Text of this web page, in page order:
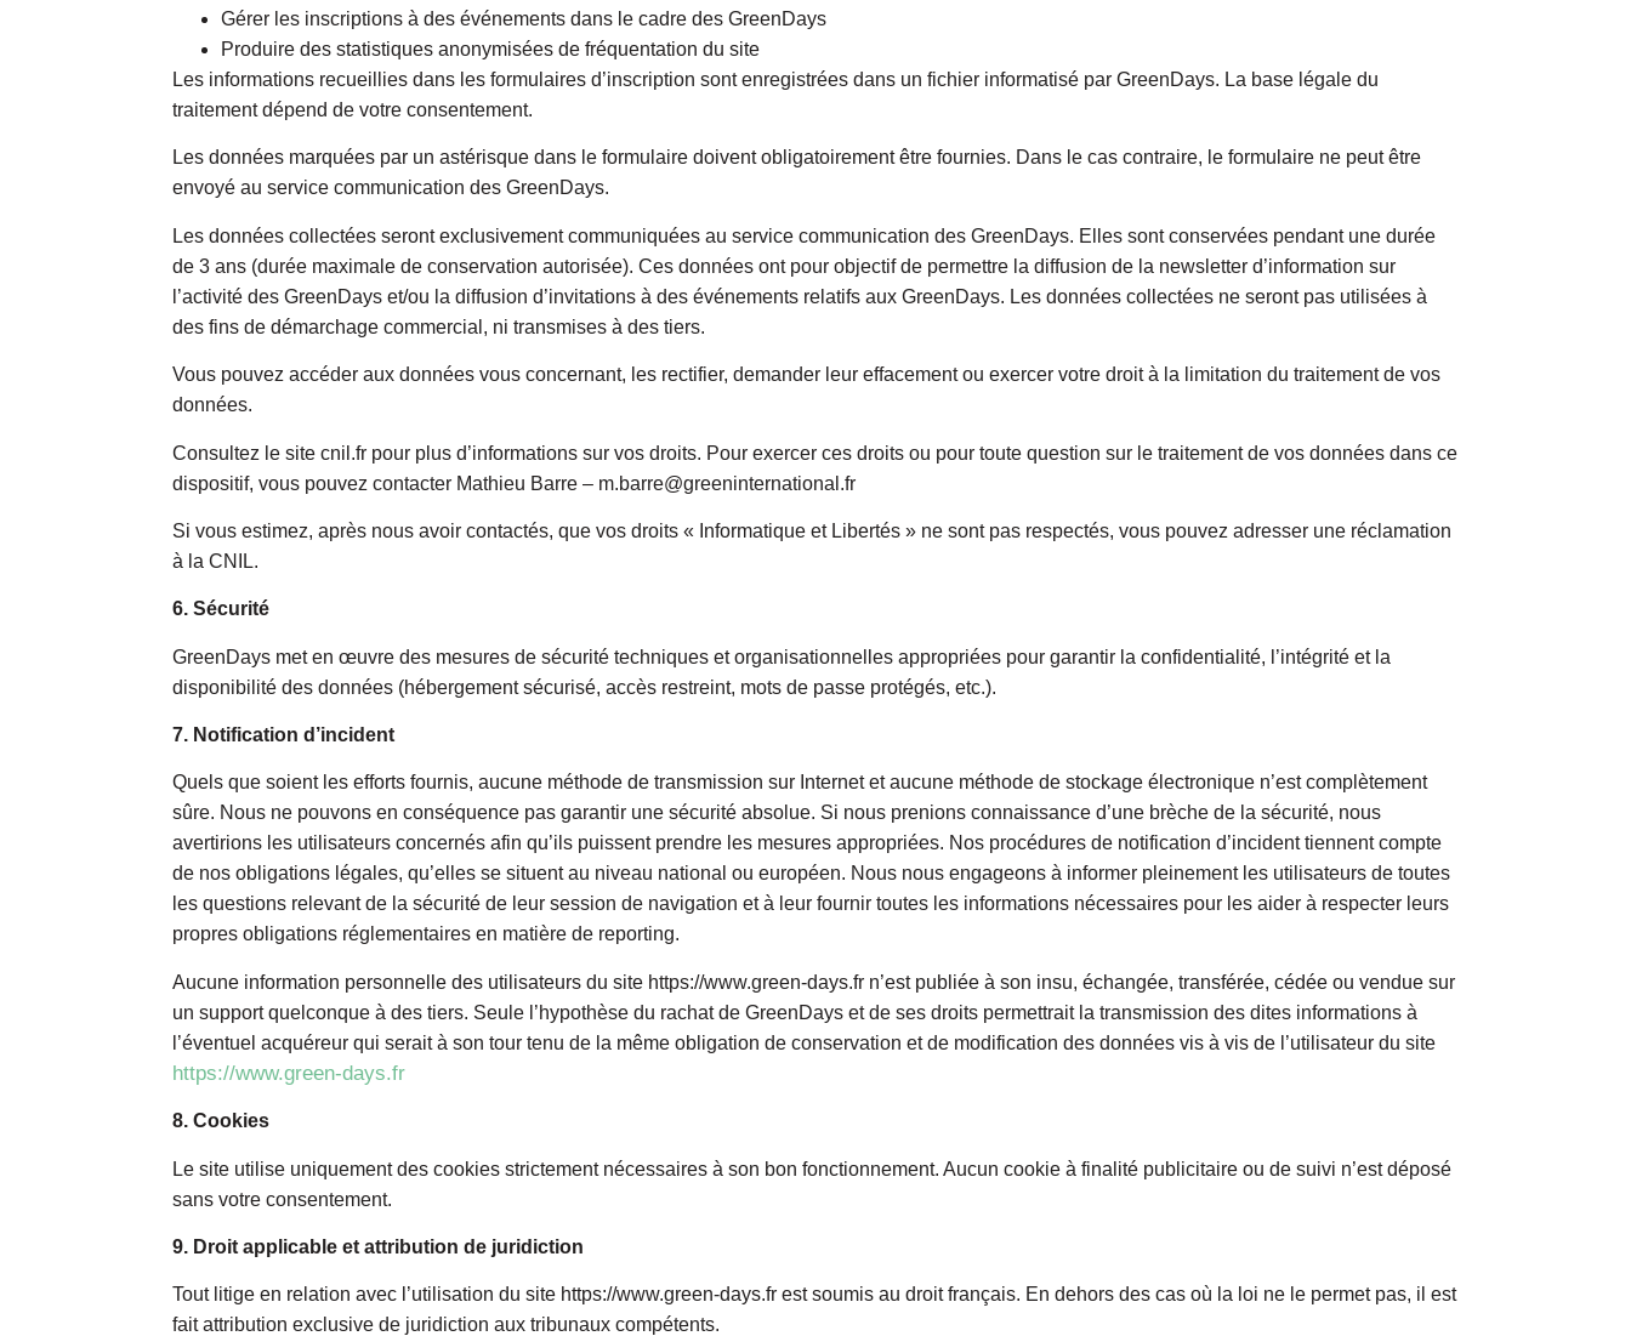
Gérer les inscriptions à des événements dans le cadre des GreenDays
Produire des statistiques anonymisées de fréquentation du site
Les informations recueillies dans les formulaires d’inscription sont enregistrées dans un fichier informatisé par GreenDays. La base légale du
traitement dépend de votre consentement.
Les données marquées par un astérisque dans le formulaire doivent obligatoirement être fournies. Dans le cas contraire, le formulaire ne peut être
envoyé au service communication des GreenDays.
Les données collectées seront exclusivement communiquées au service communication des GreenDays. Elles sont conservées pendant une durée
de 3 ans (durée maximale de conservation autorisée). Ces données ont pour objectif de permettre la diffusion de la newsletter d’information sur
l’activité des GreenDays et/ou la diffusion d’invitations à des événements relatifs aux GreenDays. Les données collectées ne seront pas utilisées à
des fins de démarchage commercial, ni transmises à des tiers.
Vous pouvez accéder aux données vous concernant, les rectifier, demander leur effacement ou exercer votre droit à la limitation du traitement de vos
données.
Consultez le site cnil.fr pour plus d’informations sur vos droits. Pour exercer ces droits ou pour toute question sur le traitement de vos données dans ce
dispositif, vous pouvez contacter Mathieu Barre – m.barre@greeninternational.fr
Si vous estimez, après nous avoir contactés, que vos droits « Informatique et Libertés » ne sont pas respectés, vous pouvez adresser une réclamation
à la CNIL.
6. Sécurité
GreenDays met en œuvre des mesures de sécurité techniques et organisationnelles appropriées pour garantir la confidentialité, l’intégrité et la
disponibilité des données (hébergement sécurisé, accès restreint, mots de passe protégés, etc.).
7. Notification d’incident
Quels que soient les efforts fournis, aucune méthode de transmission sur Internet et aucune méthode de stockage électronique n’est complètement
sûre. Nous ne pouvons en conséquence pas garantir une sécurité absolue. Si nous prenions connaissance d’une brèche de la sécurité, nous
avertirions les utilisateurs concernés afin qu’ils puissent prendre les mesures appropriées. Nos procédures de notification d’incident tiennent compte
de nos obligations légales, qu’elles se situent au niveau national ou européen. Nous nous engageons à informer pleinement les utilisateurs de toutes
les questions relevant de la sécurité de leur session de navigation et à leur fournir toutes les informations nécessaires pour les aider à respecter leurs
propres obligations réglementaires en matière de reporting.
Aucune information personnelle des utilisateurs du site https://www.green-days.fr n’est publiée à son insu, échangée, transférée, cédée ou vendue sur
un support quelconque à des tiers. Seule l’hypothèse du rachat de GreenDays et de ses droits permettrait la transmission des dites informations à
l’éventuel acquéreur qui serait à son tour tenu de la même obligation de conservation et de modification des données vis à vis de l’utilisateur du site
https://www.green-days.fr
8. Cookies
Le site utilise uniquement des cookies strictement nécessaires à son bon fonctionnement. Aucun cookie à finalité publicitaire ou de suivi n’est déposé
sans votre consentement.
9. Droit applicable et attribution de juridiction
Tout litige en relation avec l’utilisation du site https://www.green-days.fr est soumis au droit français. En dehors des cas où la loi ne le permet pas, il est
fait attribution exclusive de juridiction aux tribunaux compétents.